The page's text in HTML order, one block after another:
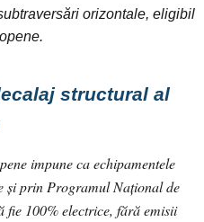
orizontale, eligibil
structural al
impune ca echipamentele
și prin Programul Național de
fie 100% electrice, fără emisii